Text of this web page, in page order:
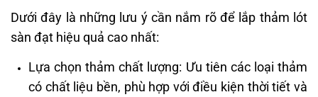
Dưới đây là những lưu ý cần nắm rõ để lắp thảm lót
sàn đạt hiệu quả cao nhất:
Lựa chọn thảm chất lượng: Ưu tiên các loại thảm
có chất liệu bền, phù hợp với điều kiện thời tiết và